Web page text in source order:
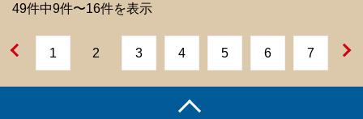
49件中9件〜16件を表示
1 2 3 4 5 6 7